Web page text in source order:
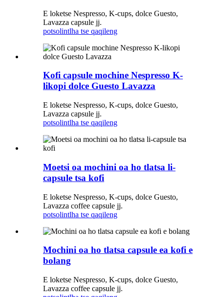
E loketse Nespresso, K-cups, dolce Guesto,
Lavazza capsule jj.
potsolintlha tse qaqileng
Kofi capsule mochine Nespresso K-
likopi dolce Guesto Lavazza
E loketse Nespresso, K-cups, dolce Guesto,
Lavazza capsule jj.
potsolintlha tse qaqileng
Moetsi oa mochini oa ho tlatsa li-
capsule tsa kofi
E loketse Nespresso, K-cups, dolce Guesto,
Lavazza coffee capsule jj.
potsolintlha tse qaqileng
Mochini oa ho tlatsa capsule ea kofi e
bolang
E loketse Nespresso, K-cups, dolce Guesto,
Lavazza coffee capsule jj.